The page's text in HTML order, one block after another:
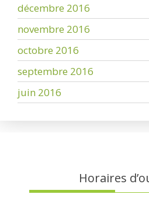
décembre 2016
novembre 2016
octobre 2016
septembre 2016
juin 2016
Horaires